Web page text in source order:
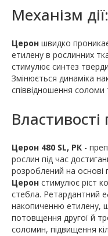
Механізм дії:
Церон швидко
етилену в рослинних
стимулює синтез
Змінюється динаміка
співвідношення
Церон 480 SL, РК -
рослин під час
розроблений на основі
Церон стимулює ріст
стебла. Ретардантний
накопиченню етилену,
потовщення другої й
соломин, підвищення